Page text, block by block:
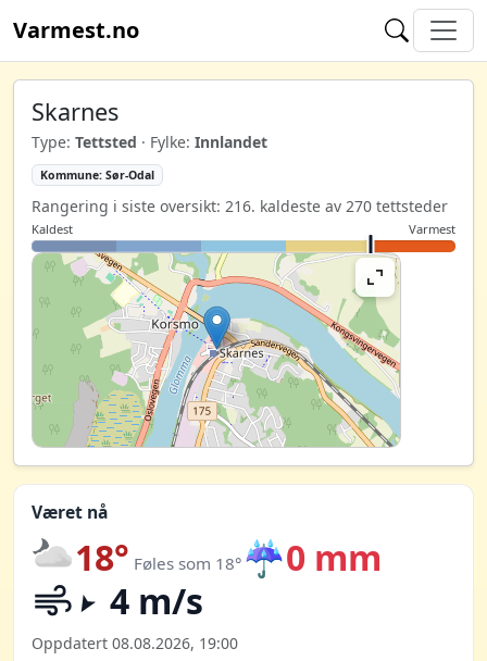
Varmest.no
Skarnes
Type: Tettsted · Fylke: Innlandet
Kommune: Sør-Odal
Rangering i siste oversikt: 216. kaldeste av 270 tettsteder
Kaldest Varmest
Været nå
18° Føles som 18° ☔0 mm
4 m/s
Oppdatert 08.08.2026, 19:00